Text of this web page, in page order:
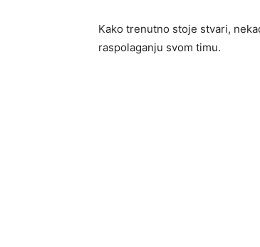
Kako trenutno stoje stvari,
raspolaganju svom timu.